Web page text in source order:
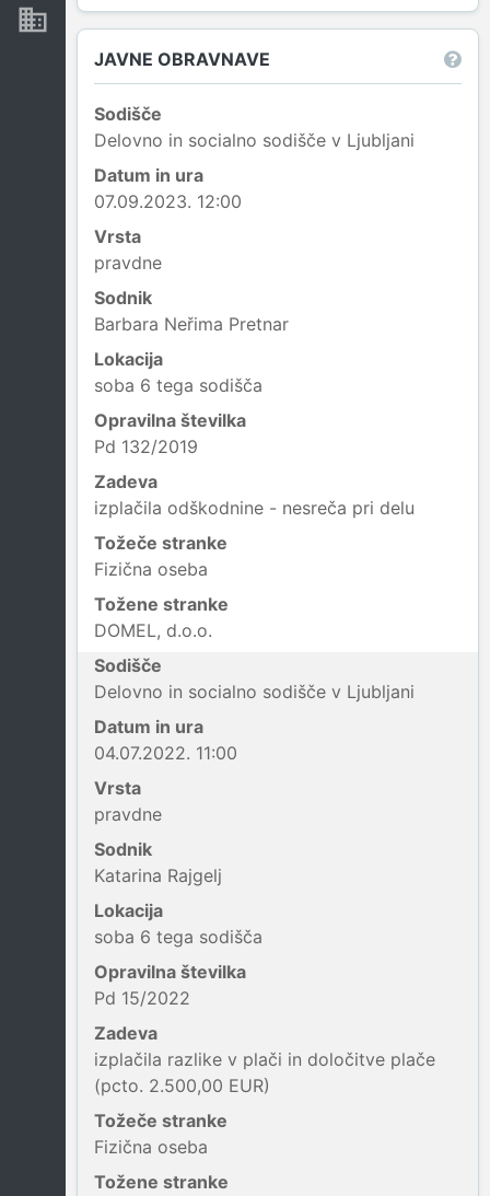
JAVNE OBRAVNAVE
Sodišče
Delovno in socialno sodišče v Ljubljani
Datum in ura
07.09.2023. 12:00
Vrsta
pravdne
Sodnik
Barbara Neřima Pretnar
Lokacija
soba 6 tega sodišča
Opravilna številka
Pd 132/2019
Zadeva
izplačila odškodnine - nesreča pri delu
Tožeče stranke
Fizična oseba
Tožene stranke
DOMEL, d.o.o.
Sodišče
Delovno in socialno sodišče v Ljubljani
Datum in ura
04.07.2022. 11:00
Vrsta
pravdne
Sodnik
Katarina Rajgelj
Lokacija
soba 6 tega sodišča
Opravilna številka
Pd 15/2022
Zadeva
izplačila razlike v plači in določitve plače
(pcto. 2.500,00 EUR)
Tožeče stranke
Fizična oseba
Tožene stranke